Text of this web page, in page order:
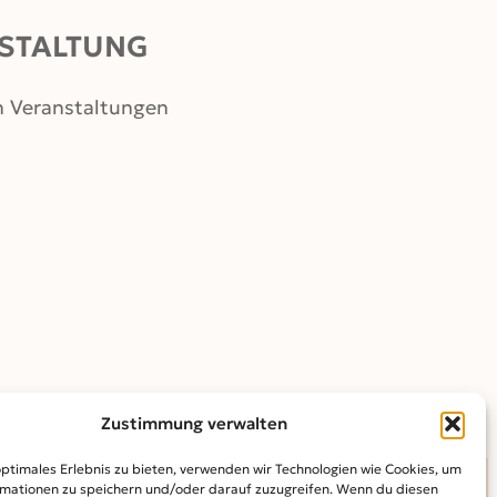
Zustimmung verwalten
Erlebnis zu bieten, verwenden wir Technologien wie Cookies, um
zu speichern und/oder darauf zuzugreifen. Wenn du diesen
Veranstaltungen